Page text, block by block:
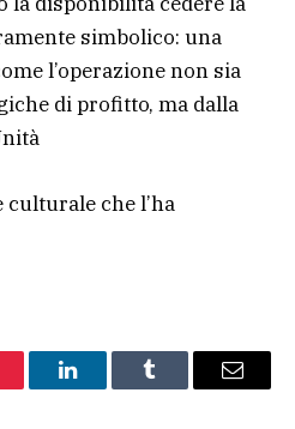
simbolico: una
l’operazione non sia
di profitto, ma dalla
che l’ha
LinkedInTumblr Email